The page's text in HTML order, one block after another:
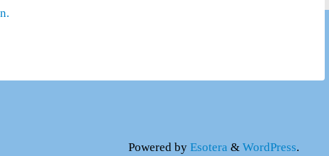
Powered byEsotera & WordPress.